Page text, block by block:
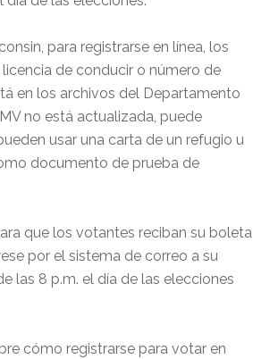
para registrarse en línea, los
de conducir o número de
en los archivos del Departamento
no está actualizada, puede
usar una carta de un refugio u
documento de prueba de
que los votantes reciban su boleta
por el sistema de correo a su
las 8 p.m. el día de las elecciones
cómo registrarse para votar en